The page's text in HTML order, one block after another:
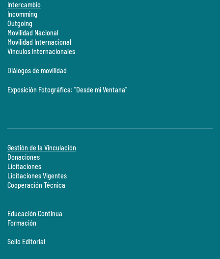
Intercambio
Incomming
Outgoing
Movilidad Nacional
Movilidad Internacional
Vínculos Internacionales
Diálogos de movilidad
Exposición Fotográfica: "Desde mi Ventana"
Gestión de la Vinculación
Donaciones
Licitaciones
Licitaciones Vigentes
Cooperación Técnica
Educación Continua
Formación
Sello Editorial